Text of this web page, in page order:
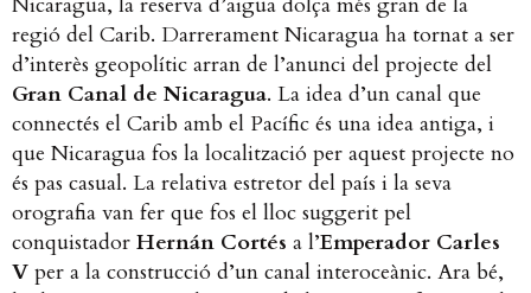
regió del Carib. Darrerament Nicaragua ha tornat a ser
d’interès geopolític arran de l’anunci del projecte del
Gran Canal de Nicaragua. La idea d’un canal que
connectés el Carib amb el Pacífic és una idea antiga, i
que Nicaragua fos la localització per aquest projecte no
és pas casual. La relativa estretor del país i la seva
orografia van fer que fos el lloc suggerit pel
conquistador Hernán Cortés a l’Emperador Carles
V per a la construcció d’un canal interoceànic. Ara bé,